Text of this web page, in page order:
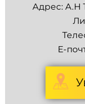
Адрес: A.H
Е-